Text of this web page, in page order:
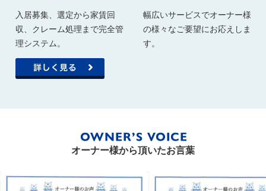
入居募集、選定から家賃回
収、クレーム処理まで完全管
理システム。
幅広いサービスでオーナー様
の様々なご要望にお応えしま
す。
オーナー様から頂いたお言葉